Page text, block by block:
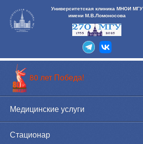
Университетская клиника МНОИ МГУ
имени М.В.Ломоносова
80 лет Победа!
Медицинские услуги
Стационар